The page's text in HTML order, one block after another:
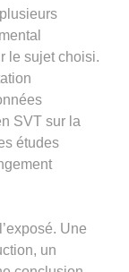
le sujet choisi.
SVT sur la
études
Une
un